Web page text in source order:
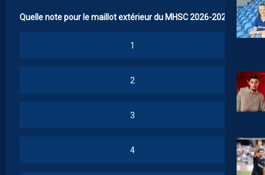
Quelle note pour le maillot extérieur du MHSC 2026-2027 ?
1
2
3
4